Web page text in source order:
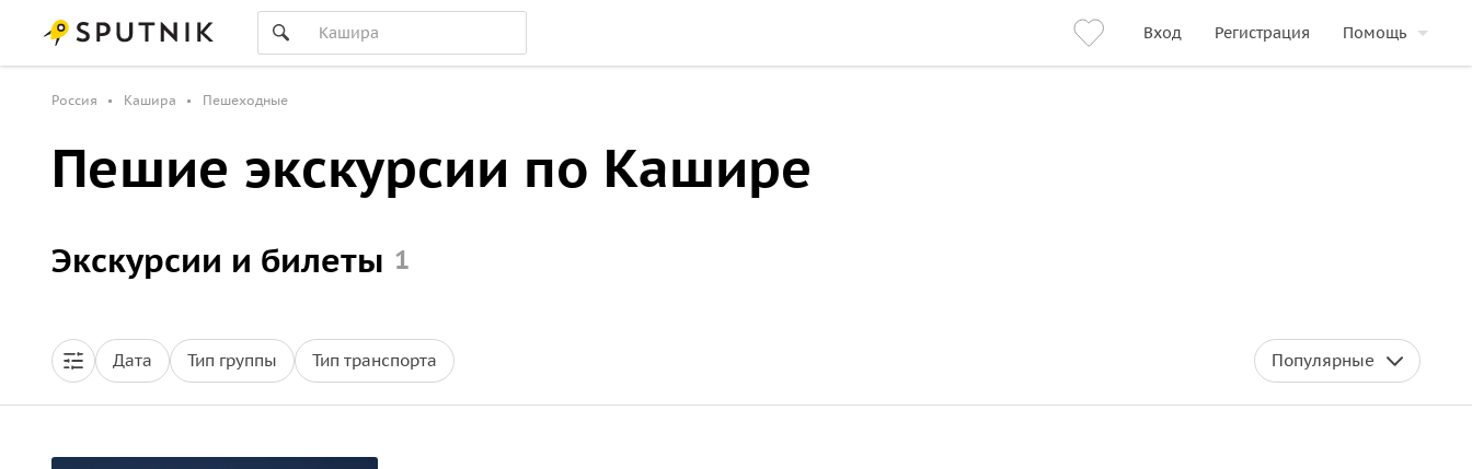
Вход Регистрация Помощь
Россия Кашира Пешеходные
Пешие экскурсии по Кашире
Экскурсии и билеты 1
Дата Тип группы Тип транспорта Популярные